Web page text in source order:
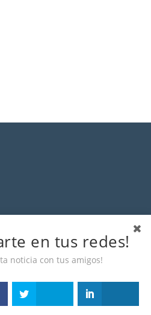
navegación e intereses, buscando
en nuestraPolítica de
en tus redes!
noticia con tus amigos!